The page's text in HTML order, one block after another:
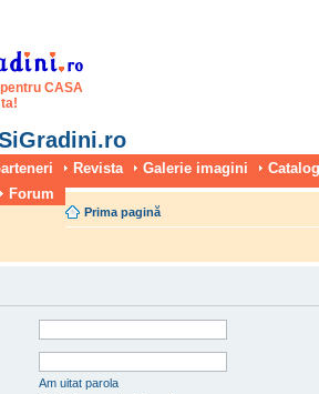
CASA
Revista Galerie imagini
Forum
Prima pagină
Am uitat parola